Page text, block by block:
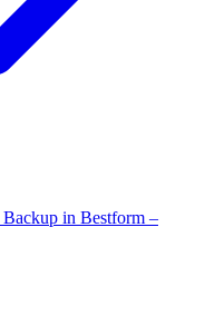
Backup in Bestform –